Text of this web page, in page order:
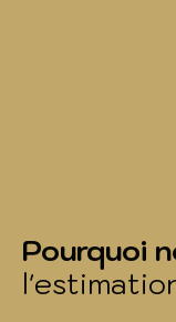
Pourquoi